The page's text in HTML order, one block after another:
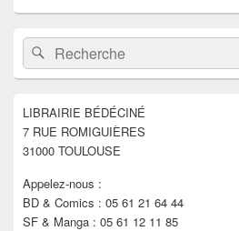
Zone
principale
de
widget
barre
latérale
Recherche :Rechercher
LIBRAIRIE BÉDÉCINÉ
7 RUE ROMIGUIÈRES
31000 TOULOUSE
Appelez-nous :
BD & Comics : 05 61 21 64 44
SF & Manga : 05 61 12 11 85